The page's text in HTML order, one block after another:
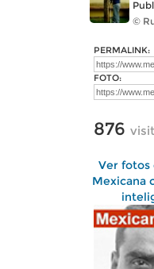
©
PERMALINK:
FOTO:
876
Ver fotos
Mexicana